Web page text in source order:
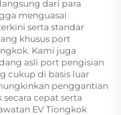
dari para
menguasai
serta standar
khusus port
Kami juga
asli port pengisian
cukup di basis luar
penggantian
cepat serta
EV Tiongkok